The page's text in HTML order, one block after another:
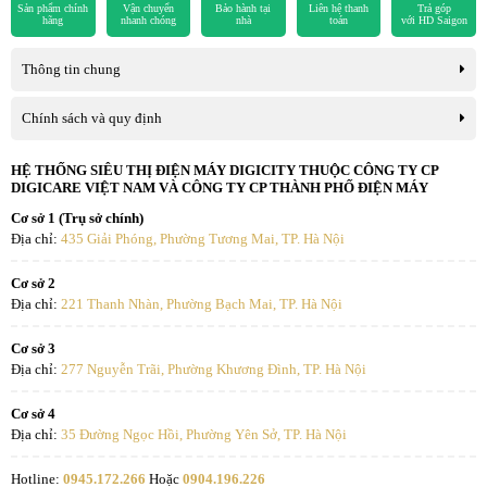
Chất liệu Aluminum cao cấp
Không chỉ ngoại hình, các bộ phận Máy lọc nước 11 lõi Kangaroo
nước được mạ Chrome độ bền cao, chống gỉ. Hiệu ứng đặc biệt
Sản phẩm chính
hãng
Vận chuyển
nhanh chóng
Bảo hành tại
nhà
Liên hệ thanh
toán
Trả góp
với HD Saigon
Thông tin chung
Chính sách và quy định
HỆ THỐNG SIÊU THỊ ĐIỆN MÁY DIGICITY THUỘC CÔNG TY CP
DIGICARE VIỆT NAM VÀ CÔNG TY CP THÀNH PHỐ ĐIỆN MÁY
Cơ sở 1 (Trụ sở chính)
Địa chỉ: 435 Giải Phóng, Phường Tương Mai, TP. Hà Nội
Cơ sở 2
Địa chỉ: 221 Thanh Nhàn, Phường Bạch Mai, TP. Hà Nội
Cơ sở 3
Địa chỉ: 277 Nguyễn Trãi, Phường Khương Đình, TP. Hà Nội
Cơ sở 4
Địa chỉ: 35 Đường Ngọc Hồi, Phường Yên Sở, TP. Hà Nội
Hotline: 0945.172.266 Hoặc 0904.196.226